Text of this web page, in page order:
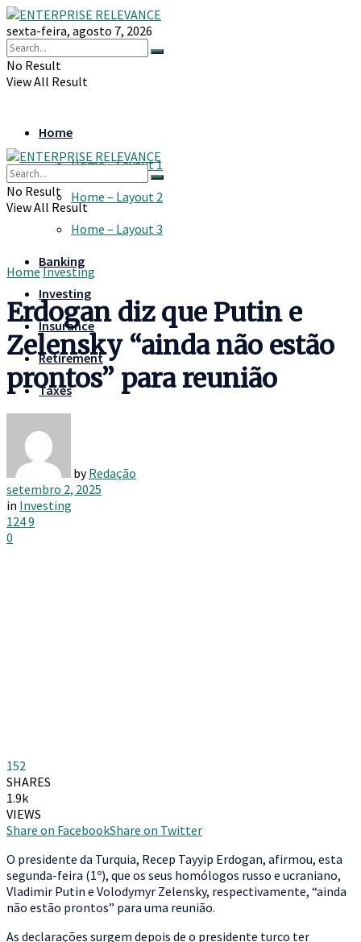
sexta-feira, agosto 7, 2026
No Result
View All Result
Home
Home – Layout 1
Home – Layout 2
Home – Layout 3
Banking
Investing
Insurance
Retirement
Taxes
No Result
View All Result
HomeInvesting
Erdogan diz que Putin e
Zelensky “ainda não estão
prontos” para reunião
by Redação
setembro 2, 2025
in Investing
1249
0
152
SHARES
1.9k
VIEWS
Share on FacebookShare on Twitter
O presidente da Turquia, Recep Tayyip Erdogan, afirmou, esta
segunda-feira (1º), que os seus homólogos russo e ucraniano,
Vladimir Putin e Volodymyr Zelensky, respectivamente, “ainda
não estão prontos” para uma reunião.
As declarações surgem depois de o presidente turco ter